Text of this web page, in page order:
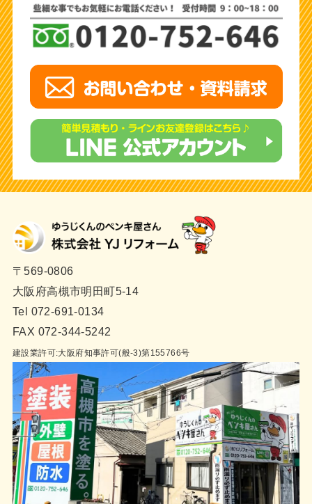
〒569-0806
大阪府高槻市明田町5-14
Tel 072-691-0134
FAX 072-344-5242
建設業許可:大阪府知事許可(般-3)第155766号